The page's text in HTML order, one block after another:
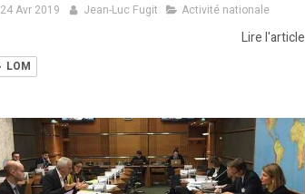
24 Avr 2019 Jean-Luc Fugit Activité nationale
Lire l'article
LOM